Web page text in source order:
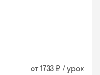
от 1733 ₽ / урок